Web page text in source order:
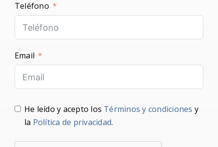
Teléfono
Email
He leído y acepto los Términos y condiciones y
la Política de privacidad.